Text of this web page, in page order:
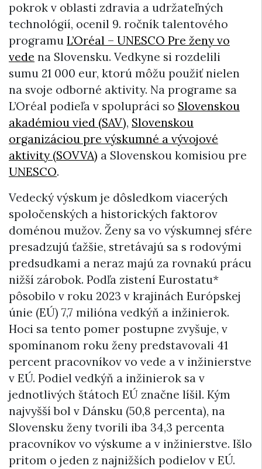
pokrok v oblasti zdravia a udržateľných
technológií, ocenil 9. ročník talentového
programu L’Oréal – UNESCO Pre ženy vo
vede na Slovensku. Vedkyne si rozdelili
sumu 21 000 eur, ktorú môžu použiť nielen
na svoje odborné aktivity. Na programe sa
L’Oréal podieľa v spolupráci so Slovenskou
akadémiou vied (SAV), Slovenskou
organizáciou pre výskumné a vývojové
aktivity (SOVVA) a Slovenskou komisiou pre
UNESCO.
Vedecký výskum je dôsledkom viacerých
spoločenských a historických faktorov
doménou mužov. Ženy sa vo výskumnej sfére
presadzujú ťažšie, stretávajú sa s rodovými
predsudkami a neraz majú za rovnakú prácu
nižší zárobok. Podľa zistení Eurostatu*
pôsobilo v roku 2023 v krajinách Európskej
únie (EÚ) 7,7 milióna vedkýň a inžinierok.
Hoci sa tento pomer postupne zvyšuje, v
spomínanom roku ženy predstavovali 41
percent pracovníkov vo vede a v inžinierstve
v EÚ. Podiel vedkýň a inžinierok sa v
jednotlivých štátoch EÚ značne líšil. Kým
najvyšší bol v Dánsku (50,8 percenta), na
Slovensku ženy tvorili iba 34,3 percenta
pracovníkov vo výskume a v inžinierstve. Išlo
pritom o jeden z najnižších podielov v EÚ.